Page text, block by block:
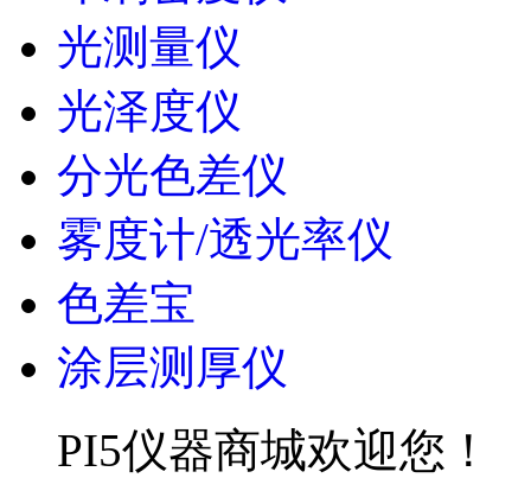
光测量仪
光泽度仪
分光色差仪
雾度计/透光率仪
色差宝
涂层测厚仪
PI5仪器商城欢迎您！